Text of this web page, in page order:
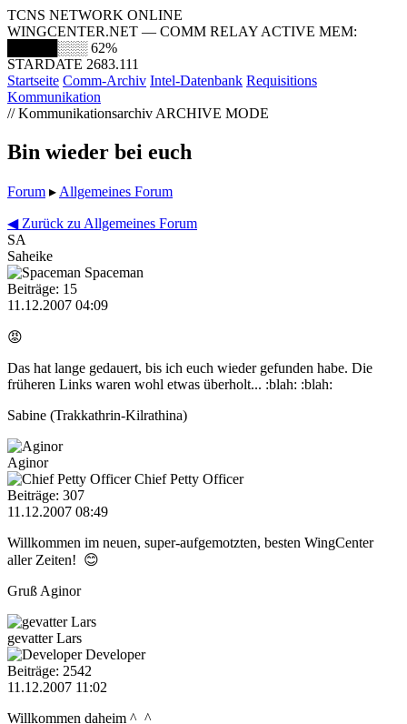
TCNS NETWORK ONLINE
WINGCENTER.NET — COMM RELAY ACTIVE MEM:
█████░░░ 62%
STARDATE 2683.111
Startseite Comm-Archiv Intel-Datenbank Requisitions
Kommunikation
// Kommunikationsarchiv ARCHIVE MODE
Bin wieder bei euch
Forum ▸ Allgemeines Forum
◀ Zurück zu Allgemeines Forum
SA
Saheike
Spaceman
Beiträge: 15
11.12.2007 04:09
😡
Das hat lange gedauert, bis ich euch wieder gefunden habe. Die
früheren Links waren wohl etwas überholt... :blah: :blah:
Sabine (Trakkathrin-Kilrathina)
Aginor
Chief Petty Officer
Beiträge: 307
11.12.2007 08:49
Willkommen im neuen, super-aufgemotzten, besten WingCenter
aller Zeiten! 😊
Gruß Aginor
gevatter Lars
Developer
Beiträge: 2542
11.12.2007 11:02
Willkommen daheim ^_^